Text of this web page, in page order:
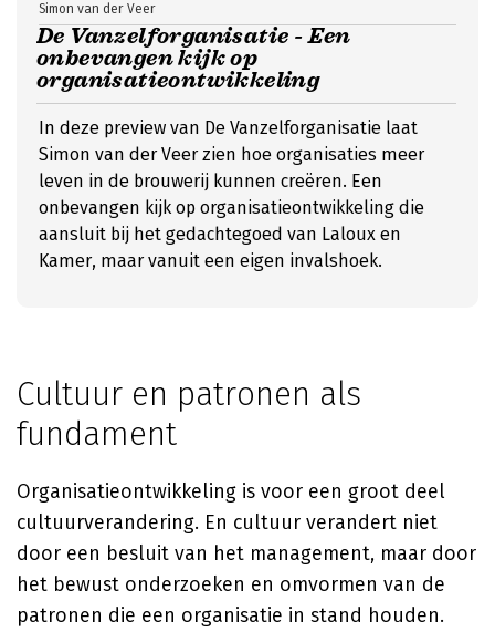
De Vanzelforganisatie - Een
onbevangen kijk op
organisatieontwikkeling
Simon van der Veer
In deze preview van De Vanzelforganisatie laat
Simon van der Veer zien hoe organisaties meer
leven in de brouwerij kunnen creëren. Een
onbevangen kijk op organisatieontwikkeling die
aansluit bij het gedachtegoed van Laloux en
Kamer, maar vanuit een eigen invalshoek.
Cultuur en patronen als
fundament
Organisatieontwikkeling is voor een groot deel
cultuurverandering. En cultuur verandert niet
door een besluit van het management, maar door
het bewust onderzoeken en omvormen van de
patronen die een organisatie in stand houden.